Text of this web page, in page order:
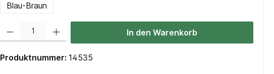
Blau-Braun
In den Warenkorb
Produktnummer: 14535